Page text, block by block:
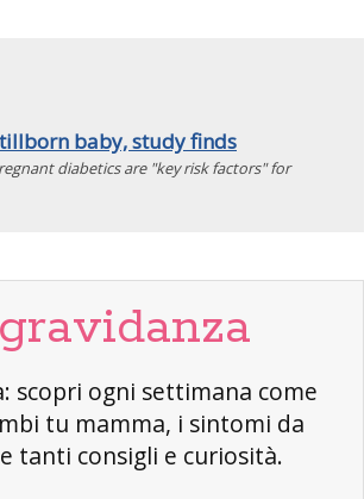
baby, study finds
diabetics are "key risk factors" for
scopri ogni settimana come
tu mamma, i sintomi da
tanti consigli e curiosità.